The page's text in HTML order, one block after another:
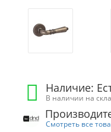
Наличие:
В наличии на
Смотреть все